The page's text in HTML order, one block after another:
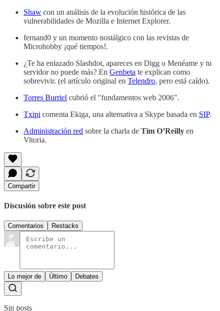
Shaw con un análisis de la evolución histórica de las
vulnerabilidades de Mozilla e Internet Explorer.
fernand0 y un momento nostálgico con las revistas de
Microhobby ¡qué tiempos!.
¿Te ha enlazado Slashdot, apareces en Digg o Menéame y tu
servidor no puede más? En Genbeta te explican como
sobrevivir. (el artículo original en Telendro, pero está caído).
Torres Burriel cubrió el "fundamentos web 2006".
Txipi comenta Ekiga, una alternativa a Skype basada en SIP.
Administración red sobre la charla de Tim O’Reilly en
Vitoria.
Compartir
Discusión sobre este post
Comentarios Restacks
Lo mejor de Último Debates
Sin posts